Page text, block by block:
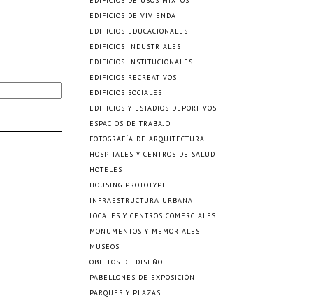
EDIFICIOS DE VIVIENDA
EDIFICIOS EDUCACIONALES
EDIFICIOS INDUSTRIALES
EDIFICIOS INSTITUCIONALES
EDIFICIOS RECREATIVOS
EDIFICIOS SOCIALES
EDIFICIOS Y ESTADIOS DEPORTIVOS
ESPACIOS DE TRABAJO
FOTOGRAFÍA DE ARQUITECTURA
HOSPITALES Y CENTROS DE SALUD
HOTELES
HOUSING PROTOTYPE
INFRAESTRUCTURA URBANA
LOCALES Y CENTROS COMERCIALES
MONUMENTOS Y MEMORIALES
MUSEOS
OBJETOS DE DISEÑO
PABELLONES DE EXPOSICIÓN
PARQUES Y PLAZAS